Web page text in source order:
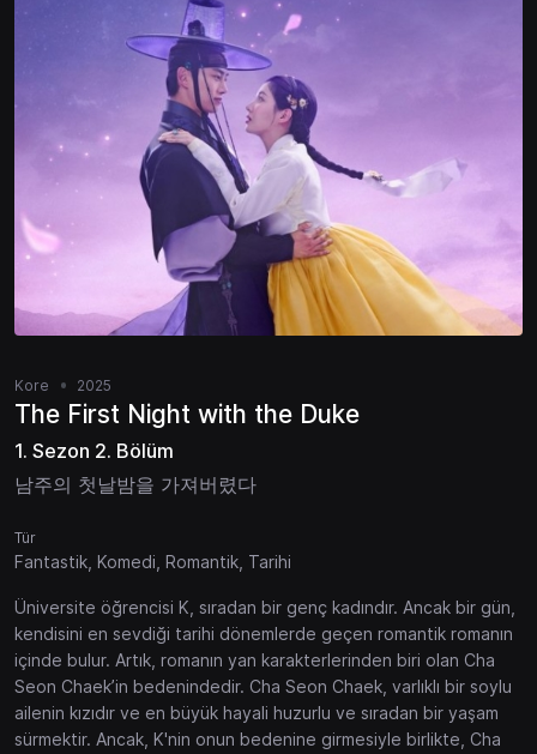
Kore 2025
The First Night with the Duke
1. Sezon 2. Bölüm
남주의 첫날밤을 가져버렸다
Tür
Fantastik, Komedi, Romantik, Tarihi
Üniversite öğrencisi K, sıradan bir genç kadındır. Ancak bir gün,
kendisini en sevdiği tarihi dönemlerde geçen romantik romanın
içinde bulur. Artık, romanın yan karakterlerinden biri olan Cha
Seon Chaek’in bedenindedir. Cha Seon Chaek, varlıklı bir soylu
ailenin kızıdır ve en büyük hayali huzurlu ve sıradan bir yaşam
sürmektir. Ancak, K'nin onun bedenine girmesiyle birlikte, Cha